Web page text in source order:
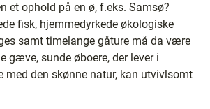
et ophold på en ø, f.eks. Samsø?
fisk, hjemmedyrkede økologiske
samt timelange gåture må da være
gæve, sunde øboere, der lever i
med den skønne natur, kan utvivlsomt